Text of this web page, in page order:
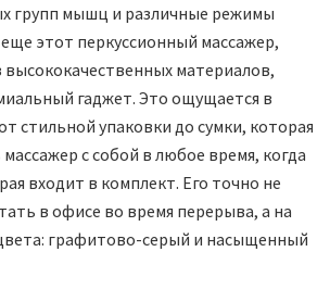
групп мышц и различные режимы
этот перкуссионный массажер,
высококачественных материалов,
гаджет. Это ощущается в
стильной упаковки до сумки, которая
с собой в любое время, когда
входит в комплект. Его точно не
в офисе во время перерыва, а на
графитово-серый и насыщенный